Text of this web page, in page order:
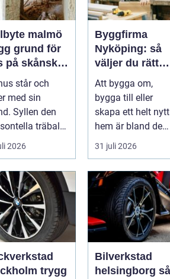
malmö
grund för
på skånsk
står och
med sin
Syllen den
träbalk
bär upp
mot pla...
2026
Byggfirma
Nyköping: så
väljer du rätt
partner för ditt
projekt
Att bygga om,
bygga till eller
skapa ett helt nytt
hem är bland de
största
investeringar m...
31 juli 2026
trygg
Bilverkstad
helsingborg så